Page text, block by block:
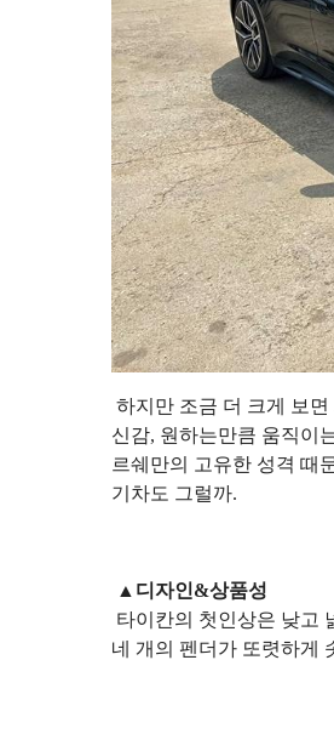
하지만 조금 더 크게 보
신감, 원하는만큼 움직이
르쉐만의 고유한 성격 때
기차도 그럴까.
▲디자인&상품성
타이칸의 첫인상은 낮고
네 개의 펜더가 또렷하게